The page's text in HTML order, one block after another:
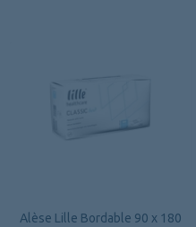
Alèse Lille Bordable 90 x 180